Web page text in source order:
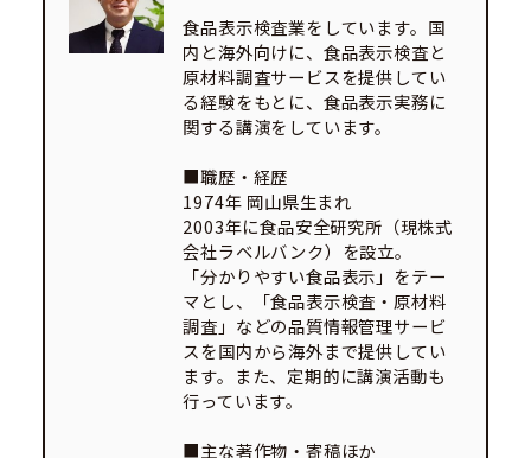
食品表示検査業をしています。国
内と海外向けに、食品表示検査と
原材料調査サービスを提供してい
る経験をもとに、食品表示実務に
関する講演をしています。
■職歴・経歴
1974年 岡山県生まれ
2003年に食品安全研究所（現株式
会社ラベルバンク）を設立。
「分かりやすい食品表示」をテー
マとし、「食品表示検査・原材料
調査」などの品質情報管理サービ
スを国内から海外まで提供してい
ます。また、定期的に講演活動も
行っています。
■主な著作物・寄稿ほか